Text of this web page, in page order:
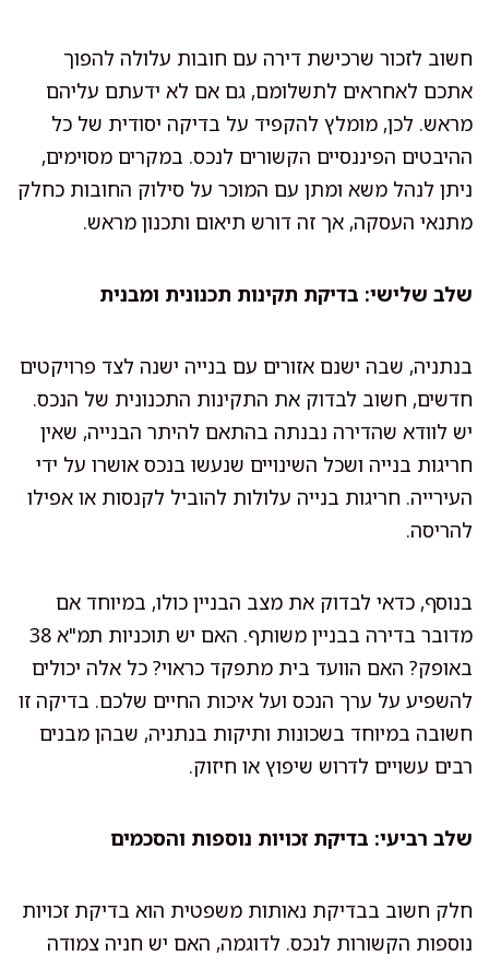
חשוב לזכור שרכישת דירה עם חובות עלולה להפוך
אתכם לאחראים לתשלומם, גם אם לא ידעתם עליהם
מראש. לכן, מומלץ להקפיד על בדיקה יסודית של כל
ההיבטים הפיננסיים הקשורים לנכס. במקרים מסוימים,
ניתן לנהל משא ומתן עם המוכר על סילוק החובות כחלק
מתנאי העסקה, אך זה דורש תיאום ותכנון מראש.
שלב שלישי: בדיקת תקינות תכנונית ומבנית
בנתניה, שבה ישנם אזורים עם בנייה ישנה לצד פרויקטים
חדשים, חשוב לבדוק את התקינות התכנונית של הנכס.
יש לוודא שהדירה נבנתה בהתאם להיתר הבנייה, שאין
חריגות בנייה ושכל השינויים שנעשו בנכס אושרו על ידי
העירייה. חריגות בנייה עלולות להוביל לקנסות או אפילו
להריסה.
בנוסף, כדאי לבדוק את מצב הבניין כולו, במיוחד אם
מדובר בדירה בבניין משותף. האם יש תוכניות תמ"א 38
באופק? האם הוועד בית מתפקד כראוי? כל אלה יכולים
להשפיע על ערך הנכס ועל איכות החיים שלכם. בדיקה זו
חשובה במיוחד בשכונות ותיקות בנתניה, שבהן מבנים
רבים עשויים לדרוש שיפוץ או חיזוק.
שלב רביעי: בדיקת זכויות נוספות והסכמים
חלק חשוב בבדיקת נאותות משפטית הוא בדיקת זכויות
נוספות הקשורות לנכס. לדוגמה, האם יש חניה צמודה